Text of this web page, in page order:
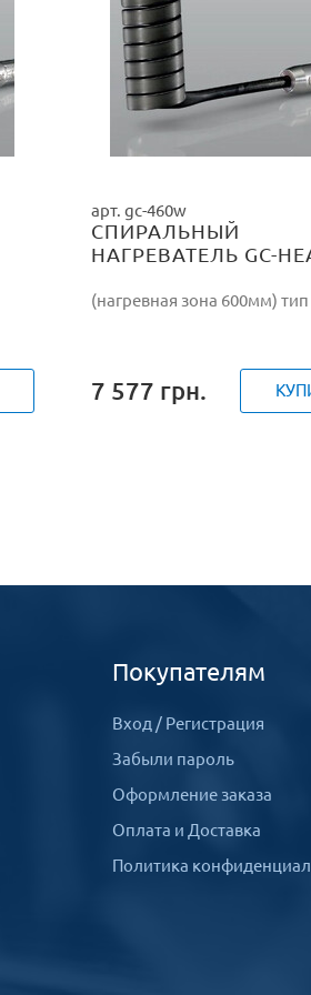
арт. gc-460w
СПИРАЛЬНЫЙ
НАГРЕВАТЕЛЬ GC-
(нагревная зона 600мм) тип
7 577 грн.
Покупателям
Вход / Регистрация
Забыли пароль
Оформление заказа
Оплата и Доставка
Политика